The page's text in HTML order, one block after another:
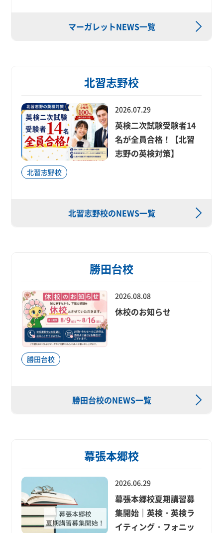
マーガレットNEWS一覧
北習志野校
北習志野校
2026.07.29
英検二次試験受験者14
名が全員合格！【北習
志野の英検対策】
北習志野校のNEWS一覧
勝田台校
勝田台校
2026.08.08
休校のお知らせ
勝田台校のNEWS一覧
幕張本郷校
2026.06.29
幕張本郷校夏期講習募
集開始｜英検・英検ラ
イティング・フォニッ